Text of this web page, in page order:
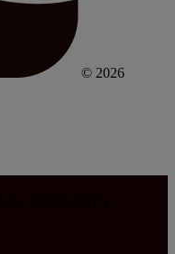
© 2026